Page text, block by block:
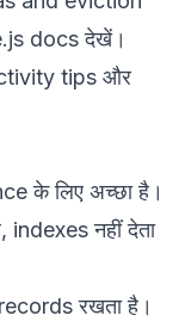
docsदेखें।
tips और
के लिए अच्छा है।
नहीं देता
रखता है।